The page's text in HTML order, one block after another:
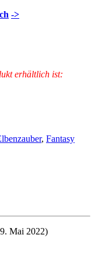
->
erhältlich ist:
, Fantasy
Mai 2022)